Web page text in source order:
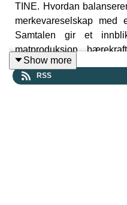
TINE. Hvordan
merkevareselskap med
Samtalen gir et
matproduksjon,
Frøyken deler også
rekruttering og hva
Show more
RSS